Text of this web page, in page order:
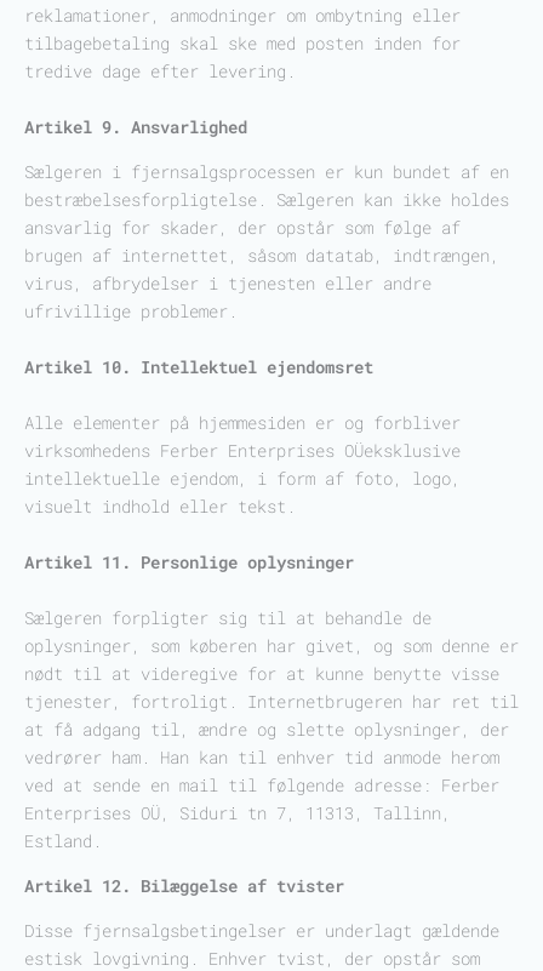
reklamationer, anmodninger om ombytning eller
tilbagebetaling skal ske med posten inden for
tredive dage efter levering.
Artikel 9. Ansvarlighed
Sælgeren i fjernsalgsprocessen er kun bundet af en
bestræbelsesforpligtelse. Sælgeren kan ikke holdes
ansvarlig for skader, der opstår som følge af
brugen af internettet, såsom datatab, indtrængen,
virus, afbrydelser i tjenesten eller andre
ufrivillige problemer.
Artikel 10. Intellektuel ejendomsret
Alle elementer på hjemmesiden er og forbliver
virksomhedens Ferber Enterprises OÜeksklusive
intellektuelle ejendom, i form af foto, logo,
visuelt indhold eller tekst.
Artikel 11. Personlige oplysninger
Sælgeren forpligter sig til at behandle de
oplysninger, som køberen har givet, og som denne er
nødt til at videregive for at kunne benytte visse
tjenester, fortroligt. Internetbrugeren har ret til
at få adgang til, ændre og slette oplysninger, der
vedrører ham. Han kan til enhver tid anmode herom
ved at sende en mail til følgende adresse: Ferber
Enterprises OÜ, Siduri tn 7, 11313, Tallinn,
Estland.
Artikel 12. Bilæggelse af tvister
Disse fjernsalgsbetingelser er underlagt gældende
estisk lovgivning. Enhver tvist, der opstår som